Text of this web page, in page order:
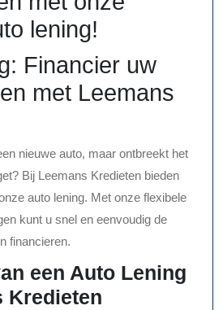
lening!
Financier uw
met Leemans
nieuwe auto, maar ontbreekt het
Bij Leemans Kredieten bieden
auto lening. Met onze flexibele
kunt u snel en eenvoudig de
financieren.
een Auto Lening
Kredieten